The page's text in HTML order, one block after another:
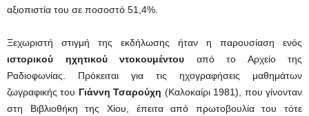
αξιοπιστία του σε ποσοστό 51,4%.
Ξεχωριστή στιγμή της εκδήλωσης ήταν η παρουσίαση ενός
ιστορικού ηχητικού ντοκουμέντου από το Αρχείο της
Ραδιοφωνίας. Πρόκειται για τις ηχογραφήσεις μαθημάτων
ζωγραφικής του Γιάννη Τσαρούχη (Καλοκαίρι 1981), που γίνονταν
στη Βιβλιοθήκη της Χίου, έπειτα από πρωτοβουλία του τότε